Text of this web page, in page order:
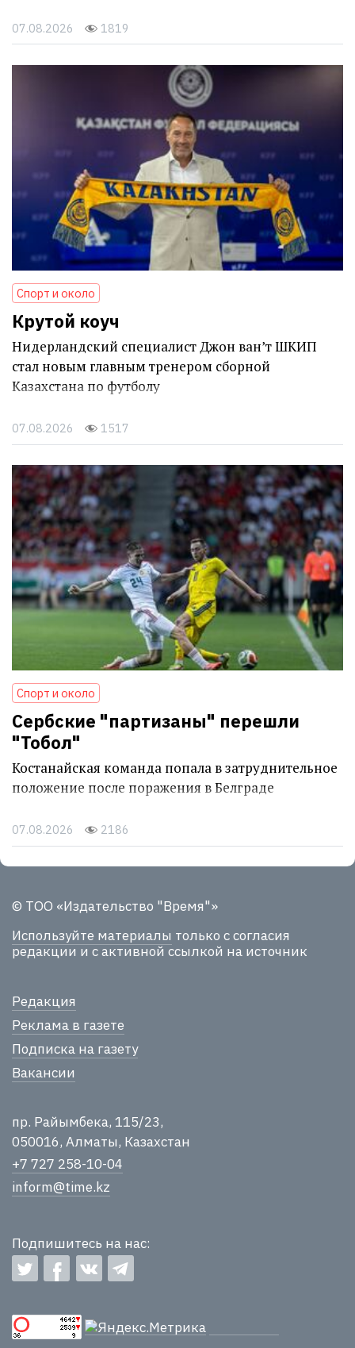
07.08.2026 1819
Спорт и около
Крутой коуч
Нидерландский специалист Джон ван’т ШКИП
стал новым главным тренером сборной
Казахстана по футболу
07.08.2026 1517
Спорт и около
Сербские "партизаны" перешли
"Тобол"
Костанайская команда попала в затруднительное
положение после поражения в Белграде
07.08.2026 2186
© ТОО «Издательство "Время"»
Используйте материалы только с согласия
редакции и с активной ссылкой на источник
Редакция
Реклама в газете
Подписка на газету
Вакансии
пр. Райымбека, 115/23,
050016, Алматы, Казахстан
+7 727 258-10-04
inform@time.kz
Подпишитесь на нас: